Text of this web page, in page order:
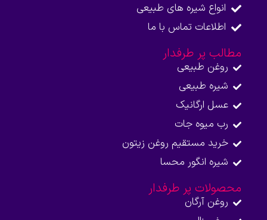
انواع شیره های طبیعی
اطلاعات تماس با ما​
مطالب پر طرفدار
روغن طبیعی
شیره طبیعی
عسل ارگانیک
رب میوه جات
خرید مستقیم روغن زیتون
شیره انگور محسا
محصولات پر طرفدار
روغن آرگان